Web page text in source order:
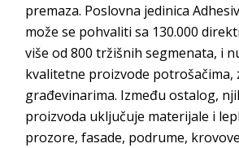
premaza. Poslovna jedinica
može se pohvaliti sa 130.000
više od 800 tržišnih segmenata, i
kvalitetne proizvode potrošačima,
građevinarima. Između ostalog,
proizvoda uključuje materijale i
prozore, fasade, podrume,